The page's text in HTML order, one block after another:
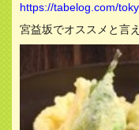
https://tabelog.com/
宮益坂でオススメと言